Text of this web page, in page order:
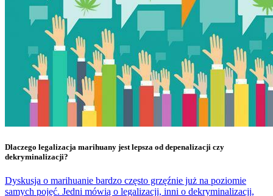
Dlaczego legalizacja marihuany jest lepsza od depenalizacji czy
dekryminalizacji?
Dyskusja o marihuanie bardzo często grzęźnie już na poziomie
samych pojęć. Jedni mówią o legalizacji, inni o dekryminalizacji,